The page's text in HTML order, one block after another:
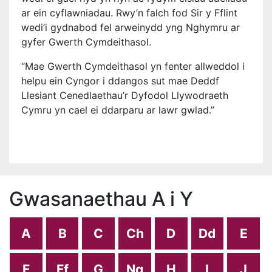
ar ein cyflawniadau. Rwy’n falch fod Sir y Fflint
wedi’i gydnabod fel arweinydd yng Nghymru ar
gyfer Gwerth Cymdeithasol.
“Mae Gwerth Cymdeithasol yn fenter allweddol i
helpu ein Cyngor i ddangos sut mae Deddf
Llesiant Cenedlaethau’r Dyfodol Llywodraeth
Cymru yn cael ei ddarparu ar lawr gwlad.”
Gwasanaethau A i Y
A B C Ch D Dd E